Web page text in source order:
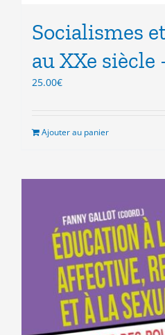
Socialismes
au XXe siècle
25.00€
Ajouter au panier